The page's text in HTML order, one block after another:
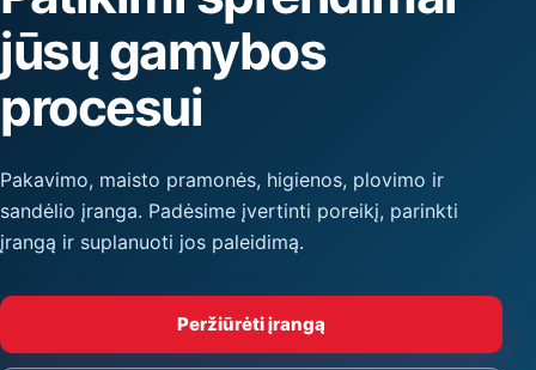
jūsų gamybos
procesui
Pakavimo, maisto pramonės, higienos, plovimo ir
sandėlio įranga. Padėsime įvertinti poreikį, parinkti
įrangą ir suplanuoti jos paleidimą.
Peržiūrėti įrangą